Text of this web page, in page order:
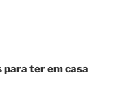
ter em casa